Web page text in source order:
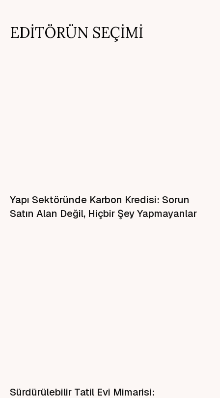
EDİTÖRÜN SEÇİMİ
Yapı Sektöründe Karbon Kredisi: Sorun
Satın Alan Değil, Hiçbir Şey Yapmayanlar
Sürdürülebilir Tatil Evi Mimarisi: